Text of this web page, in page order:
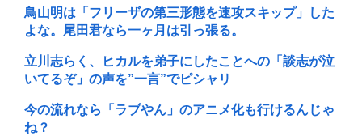
鳥山明は「フリーザの第三形態を速攻スキップ」した
よな。尾田君なら一ヶ月は引っ張る。
立川志らく、ヒカルを弟子にしたことへの「談志が泣
いてるぞ」の声を”一言”でピシャリ
今の流れなら「ラブやん」のアニメ化も行けるんじゃ
ね？